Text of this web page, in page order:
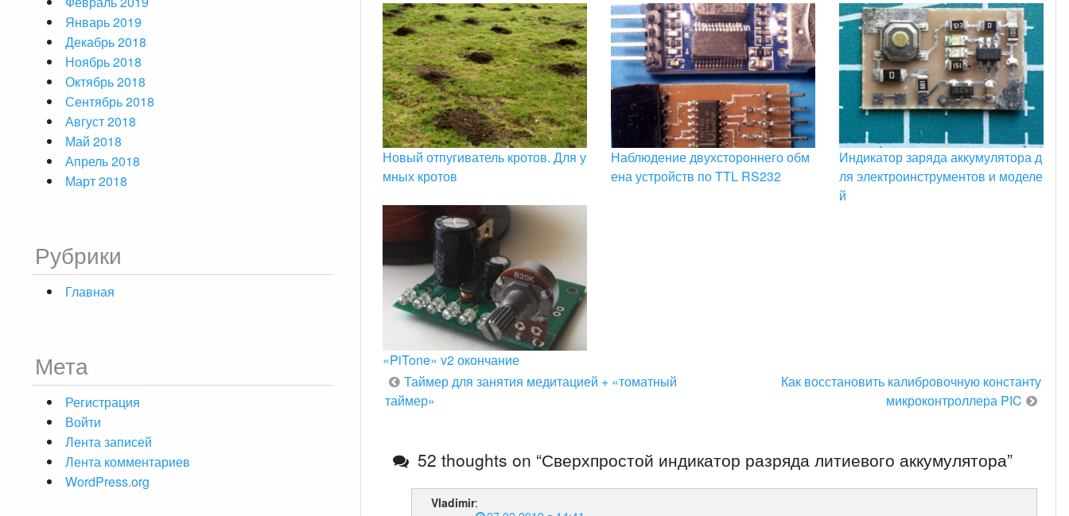
Январь 2019
Декабрь 2018
Ноябрь 2018
Октябрь 2018
Сентябрь 2018
Август 2018
Май 2018
Апрель 2018
Март 2018
Рубрики
Главная
Мета
Регистрация
Войти
Лента записей
Лента комментариев
WordPress.org
Новый отпугиватель кротов. Для у
мных кротов
Наблюдение двухстороннего обм
ена устройств по TTL RS232
Индикатор заряда аккумулятора д
ля электроинструментов и моделе
й
«PiTone» v2 окончание
Навигация
записям
Таймер для занятия медитацией + «томатный
таймер»
Как восстановить калибровочную константу
микроконтроллера PIC
52 thoughts on “Сверхпростой индикатор разряда литиевого аккумулятора”
Vladimir: